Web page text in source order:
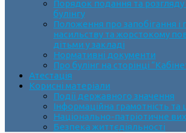
Порядок подання та
булінгу
Положення про запобігання і
насильству та жорстокому
дітьми у закладі
Нормативні документи
Про булінг на сторінці
Атестація
Корисні матеріали
Події державного значення
Інформаційна грамотність
Національно-патріотичне
Безпека життєдіяльності